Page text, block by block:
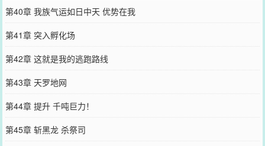
第40章 我族气运如日中天 优势在我
第41章 突入孵化场
第42章 这就是我的逃跑路线
第43章 天罗地网
第44章 提升 千吨巨力！
第45章 斩黑龙 杀祭司